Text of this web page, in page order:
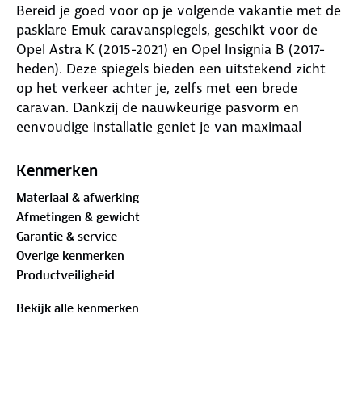
Bereid je goed voor op je volgende vakantie met de
pasklare Emuk caravanspiegels, geschikt voor de
Opel Astra K (2015-2021) en Opel Insignia B (2017-
heden). Deze spiegels bieden een uitstekend zicht
op het verkeer achter je, zelfs met een brede
caravan. Dankzij de nauwkeurige pasvorm en
eenvoudige installatie geniet je van maximaal
sluit naadloos aan bij de originele spiegels van je
De Emuk caravanspiegels hebben een
voertuigspecifieke bevestigingsbeugel van gegoten
aluminium, wat zorgt voor een stabiele en
nauwsluitende pasvorm. De aerodynamische
spiegelkop vermindert windgeruis en de
Kenmerken
Materiaal & afwerking
Afmetingen & gewicht
Garantie & service
Overige kenmerken
Productveiligheid
Bekijk alle kenmerken